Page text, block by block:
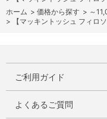
ホーム > 価格から探す > ～
>
【マッキントッシュ フィロ
ご利用ガイド
よくあるご質問